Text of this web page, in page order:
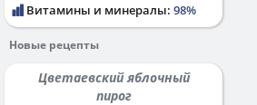
Витамины и минералы: 98%
Новые рецепты
Цветаевский яблочный
пирог